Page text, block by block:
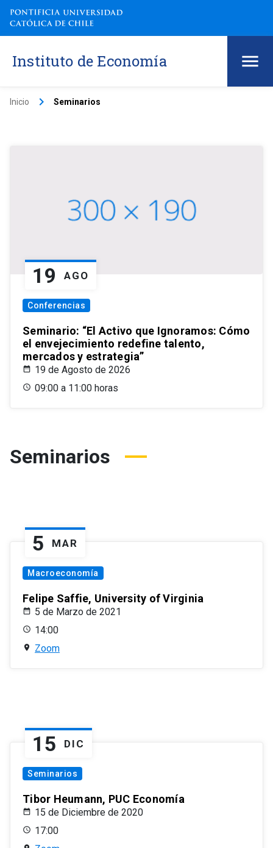
Instituto de Economía
Inicio keyboard_arrow_right Seminarios
19 AGO
Conferencias
Seminario: “El Activo que Ignoramos: Cómo
el envejecimiento redefine talento,
mercados y estrategia”
19 de Agosto de 2026
09:00 a 11:00 horas
Seminarios
5 MAR
Macroeconomía
Felipe Saffie, University of Virginia
5 de Marzo de 2021
14:00
Zoom
15 DIC
Seminarios
Tibor Heumann, PUC Economía
15 de Diciembre de 2020
17:00